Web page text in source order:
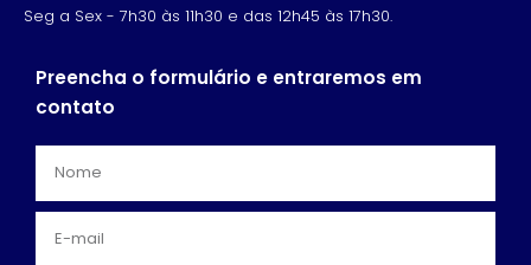
Seg a Sex - 7h30 às 11h30 e das 12h45 às 17h30.
Preencha o formulário e entraremos em
contato